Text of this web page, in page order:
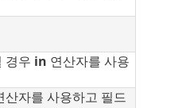
경우 in 연산자를 사용
산자를 사용하고 필드